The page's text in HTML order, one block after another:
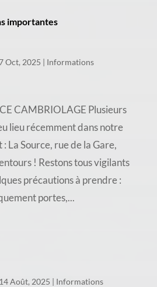
importantes
Oct, 2025 | Informations
CAMBRIOLAGE Plusieurs
lieu récemment dans notre
La Source, rue de la Gare,
! Restons tous vigilants
précautions à prendre :
portes,...
14 Août, 2025 | Informations